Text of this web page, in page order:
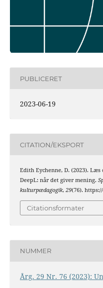
PUBLICERET
2023-06-19
CITATION/EKSPORT
Edith Eychenne, D. (2023). Læs
DeepL: når det giver mening.
kulturpædagogik, 29(76).
Citationsformater
NUMMER
Årg. 29 Nr. 76 (2023):